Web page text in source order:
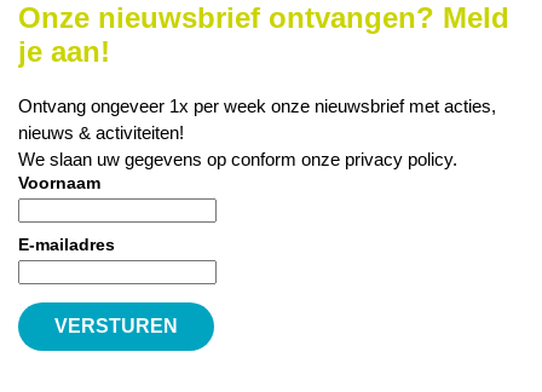
Onze nieuwsbrief ontvangen? Meld
je aan!
Ontvang ongeveer 1x per week onze nieuwsbrief met acties,
nieuws & activiteiten!
We slaan uw gegevens op conform onze privacy policy.
Voornaam
E-mailadres